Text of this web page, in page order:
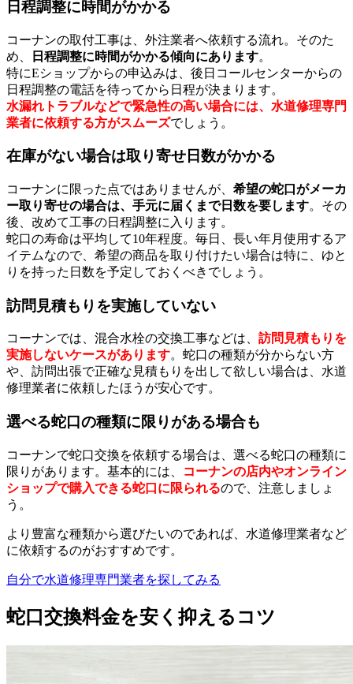
日程調整に時間がかかる
コーナンの取付工事は、外注業者へ依頼する流れ。そのた
め、
日程調整に時間がかかる傾向にあります。
特にEショップからの申込みは、後日コールセンターからの
日程調整の電話を待ってから日程が決まります。
水漏れトラブルなどで緊急性の高い場合には、水道修理専門
業者に依頼する方がスムーズでしょう。
在庫がない場合は取り寄せ日数がかかる
コーナンに限った点ではありませんが、 希望の蛇口がメーカ
ー取り寄せの場合は、手元に届くまで日数を要します。その
後、改めて工事の日程調整に入ります。
蛇口の寿命は平均して10年程度。毎日、長い年月使用するア
イテムなので、希望の商品を取り付けたい場合は特に、ゆと
りを持った日数を予定しておくべきでしょう。
訪問見積もりを実施していない
コーナンでは、混合水栓の交換工事などは、 訪問見積もりを
実施しないケースがあります。蛇口の種類が分からない方
や、訪問出張で正確な見積もりを出して欲しい場合は、水道
修理業者に依頼したほうが安心です。
選べる蛇口の種類に限りがある場合も
コーナンで蛇口交換を依頼する場合は、選べる蛇口の種類に
限りがあります。基本的には、
コーナンの店内やオンライン
ショップで購入できる蛇口に限られるので、注意しましょ
う。
より豊富な種類から選びたいのであれば、水道修理業者など
に依頼するのがおすすめです。
自分で水道修理専門業者を探してみる
蛇口交換料金を安く抑えるコツ